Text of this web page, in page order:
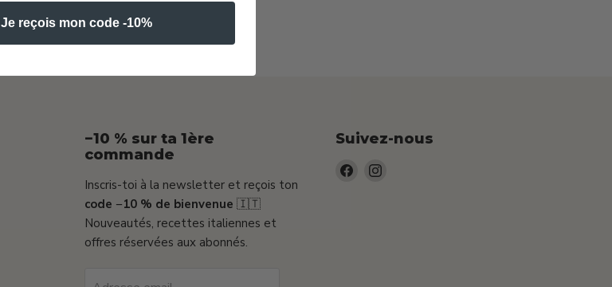
−10 % sur ta 1ère
commande
Inscris-toi à la newsletter et reçois ton
code −10 % de bienvenue 🇮🇹
Nouveautés, recettes italiennes et
offres réservées aux abonnés.
Suivez-nous
Trouvez-
Je reçois mon code -10%